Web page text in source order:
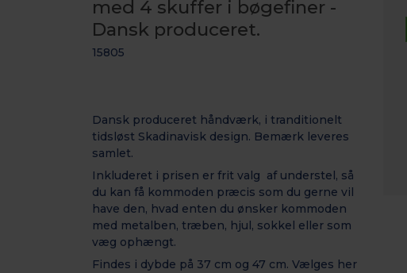
med 4 skuffer i bøgefiner -
Dansk produceret.
15805
Dansk produceret håndværk, i tranditionelt
tidsløst Skadinavisk design. Bemærk leveres
samlet.
Inkluderet i prisen er frit valg af understel, så
du kan få kommoden præcis som du gerne vil
have den, hvad enten du ønsker kommoden
med metalben, træben, hjul, sokkel eller som
væg ophængt.
Findes i dybde på 37 cm og 47 cm. Vælges her